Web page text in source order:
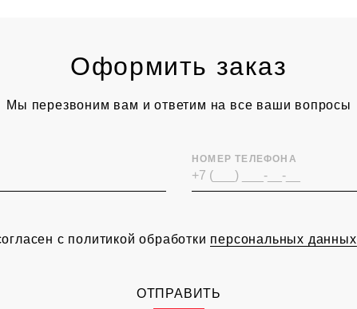
Оформить заказ
Мы перезвоним вам и ответим на все ваши вопросы
НОМЕР ТЕЛЕФОНА
с политикой обработки персональных данных
ОТПРАВИТЬ